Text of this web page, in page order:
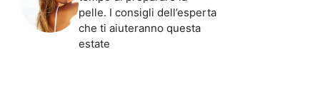
pelle. I consigli dell’esperta
che ti aiuteranno questa
estate